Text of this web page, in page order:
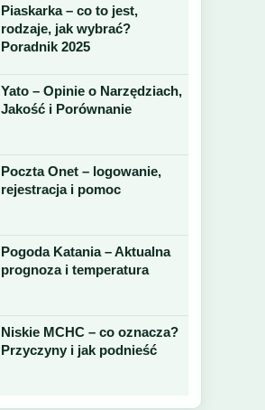
Piaskarka – co to jest,
rodzaje, jak wybrać?
Poradnik 2025
Yato – Opinie o Narzędziach,
Jakość i Porównanie
Poczta Onet – logowanie,
rejestracja i pomoc
Pogoda Katania – Aktualna
prognoza i temperatura
Niskie MCHC – co oznacza?
Przyczyny i jak podnieść